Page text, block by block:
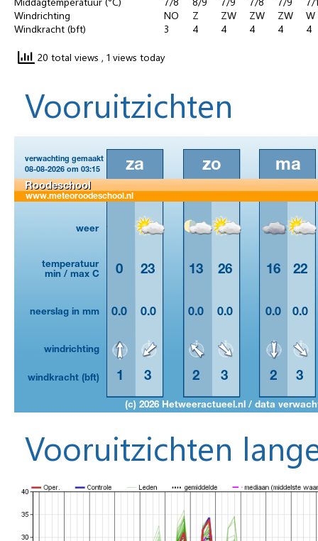
Windrichting
NO Z ZW ZW ZW
W
Windkracht (bft)
3 4 4 4 4 4
20 total views , 1 views today
Vooruitzichten
Vooruitzichten